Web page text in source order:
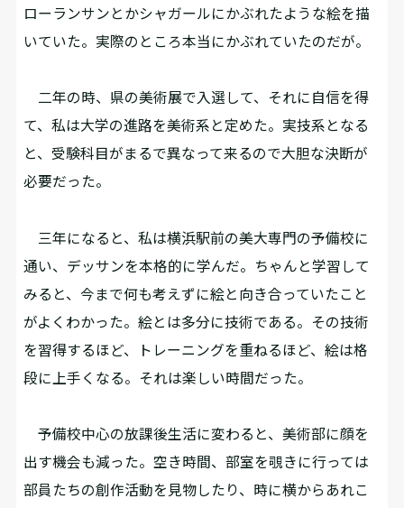
ローランサンとかシャガールにかぶれたような絵を描
いていた。実際のところ本当にかぶれていたのだが。
二年の時、県の美術展で入選して、それに自信を得
て、私は大学の進路を美術系と定めた。実技系となる
と、受験科目がまるで異なって来るので大胆な決断が
必要だった。
三年になると、私は横浜駅前の美大専門の予備校に
通い、デッサンを本格的に学んだ。ちゃんと学習して
みると、今まで何も考えずに絵と向き合っていたこと
がよくわかった。絵とは多分に技術である。その技術
を習得するほど、トレーニングを重ねるほど、絵は格
段に上手くなる。それは楽しい時間だった。
予備校中心の放課後生活に変わると、美術部に顔を
出す機会も減った。空き時間、部室を覗きに行っては
部員たちの創作活動を見物したり、時に横からあれこ